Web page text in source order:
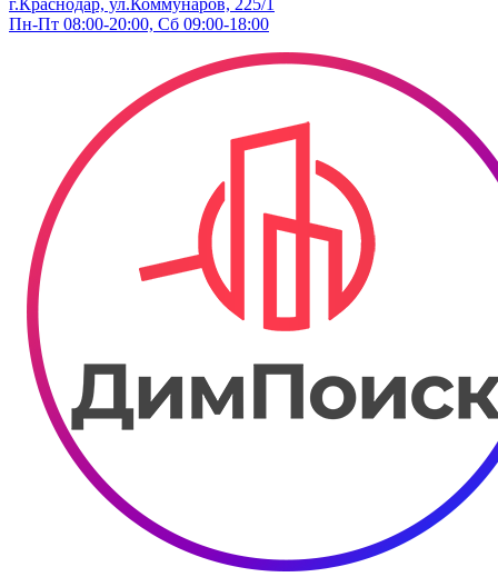
г.Краснодар, ул.Коммунаров, 225/1
Пн-Пт 08:00-20:00, Сб 09:00-18:00